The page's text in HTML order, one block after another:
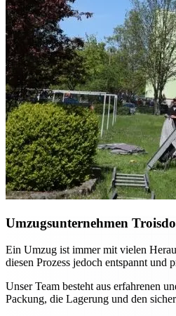
Umzugsunternehmen
Ein Umzug ist immer mit vielen
diesen Prozess jedoch entspannt und
Unser Team besteht aus erfahrenen
Packung, die Lagerung und den